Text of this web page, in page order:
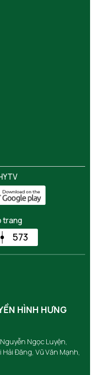
trang
573
HÌNH HƯNG
Ngọc Luyện,
Đăng, Vũ Văn Mạnh,